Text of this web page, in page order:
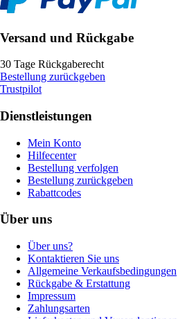
Versand und Rückgabe
30 Tage Rückgaberecht
Bestellung zurückgeben
Trustpilot
Dienstleistungen
Mein Konto
Hilfecenter
Bestellung verfolgen
Bestellung zurückgeben
Rabattcodes
Über uns
Über uns?
Kontaktieren Sie uns
Allgemeine Verkaufsbedingungen
Rückgabe & Erstattung
Impressum
Zahlungsarten